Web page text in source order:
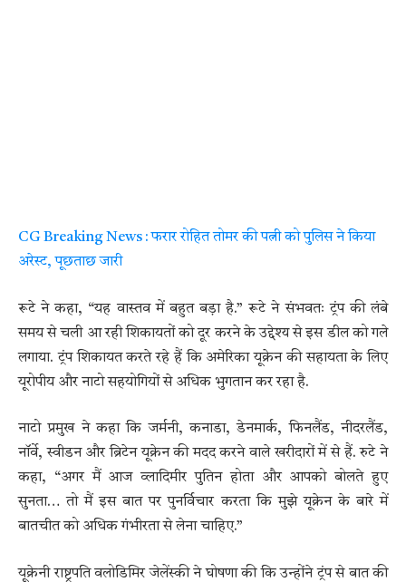
CG Breaking News : फरार रोहित तोमर की पत्नी को पुलिस ने किया
अरेस्ट, पूछताछ जारी
रूटे ने कहा, “यह वास्तव में बहुत बड़ा है.” रूटे ने संभवतः ट्रंप की लंबे
समय से चली आ रही शिकायतों को दूर करने के उद्देश्य से इस डील को गले
लगाया. ट्रंप शिकायत करते रहे हैं कि अमेरिका यूक्रेन की सहायता के लिए
यूरोपीय और नाटो सहयोगियों से अधिक भुगतान कर रहा है.
नाटो प्रमुख ने कहा कि जर्मनी, कनाडा, डेनमार्क, फिनलैंड, नीदरलैंड,
नॉर्वे, स्वीडन और ब्रिटेन यूक्रेन की मदद करने वाले खरीदारों में से हैं. रुटे ने
कहा, “अगर मैं आज व्लादिमीर पुतिन होता और आपको बोलते हुए
सुनता… तो मैं इस बात पर पुनर्विचार करता कि मुझे यूक्रेन के बारे में
बातचीत को अधिक गंभीरता से लेना चाहिए.”
यूक्रेनी राष्ट्रपति वलोडिमिर जेलेंस्की ने घोषणा की कि उन्होंने ट्रंप से बात की